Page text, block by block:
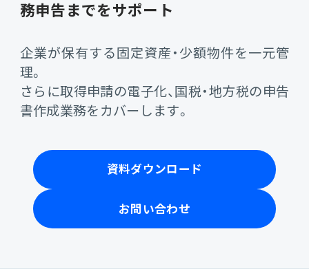
ブランドコア
PROACTIVE AI
ATWILL Platform
機能
会計
財務会計
債権管理
オファリング
業務特化型オファリング
会計 PROACTIVE Finance
販売管理
生産管理
業界特化型オファリング
お役立ち情報
資料ダウンロード
よくあるご質問
コラム
務申告までをサポート
企業が保有する固定資産・少額物件を一元管
理。
さらに取得申請の電子化、国税・地方税の申告
書作成業務をカバーします。
資料ダウンロード
お問い合わせ